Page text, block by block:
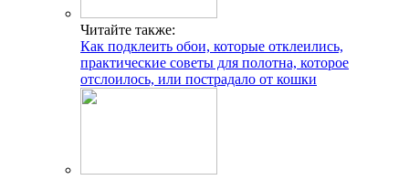
Читайте также:
Как подклеить обои, которые отклеились,
практические советы для полотна, которое
отслоилось, или пострадало от кошки